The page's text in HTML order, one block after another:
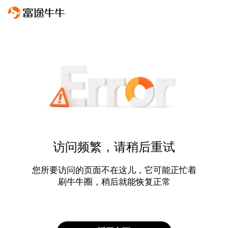
访问频繁，请稍后重试
您所要访问的页面不在这儿，它可能正忙着
刷牛牛圈，稍后就能恢复正常